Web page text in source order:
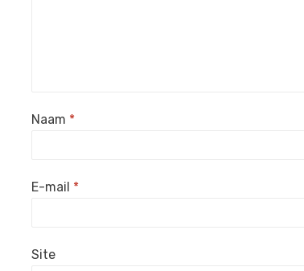
Naam *
E-mail *
Site